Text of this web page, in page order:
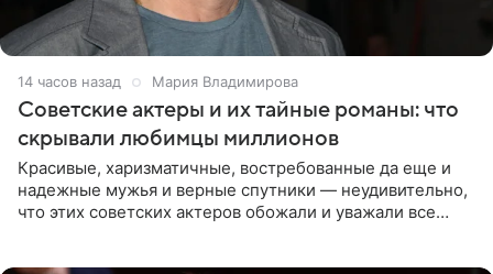
14 часов назад Мария Владимирова
Советские актеры и их тайные романы: что
скрывали любимцы миллионов
Красивые, харизматичные, востребованные да еще и
надежные мужья и верные спутники — неудивительно,
что этих советских актеров обожали и уважали все